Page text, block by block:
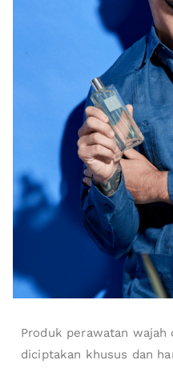
Produk perawatan
diciptakan khusus dan